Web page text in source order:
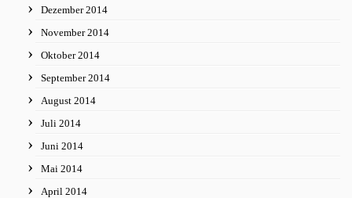
Dezember 2014
November 2014
Oktober 2014
September 2014
August 2014
Juli 2014
Juni 2014
Mai 2014
April 2014